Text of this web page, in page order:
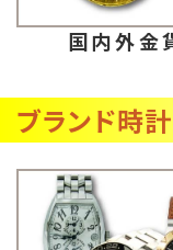
国内外金
ブランド時計